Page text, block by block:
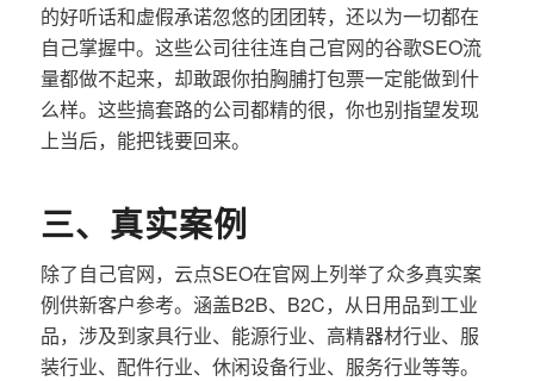
的好听话和虚假承诺忽悠的团团转，还以为一切都在
自己掌握中。这些公司往往连自己官网的谷歌SEO流
量都做不起来，却敢跟你拍胸脯打包票一定能做到什
么样。这些搞套路的公司都精的很，你也别指望发现
上当后，能把钱要回来。
三、真实案例
除了自己官网，云点SEO在官网上列举了众多真实案
例供新客户参考。涵盖B2B、B2C，从日用品到工业
品，涉及到家具行业、能源行业、高精器材行业、服
装行业、配件行业、休闲设备行业、服务行业等等。